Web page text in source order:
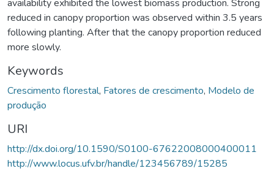
availability exhibited the lowest biomass production. Strong
reduced in canopy proportion was observed within 3.5 years
following planting. After that the canopy proportion reduced
more slowly.
Keywords
Crescimento florestal, Fatores de crescimento, Modelo de
produção
URI
http://dx.doi.org/10.1590/S0100-67622008000400011
http://www.locus.ufv.br/handle/123456789/15285